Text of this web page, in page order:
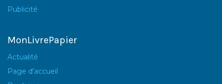
Publicité
MonLivrePapier
Actualité
Page d'accueil